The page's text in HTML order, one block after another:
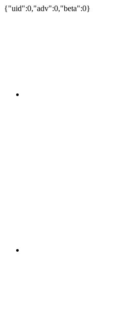
{"uid":0,"adv":0,"beta":0}